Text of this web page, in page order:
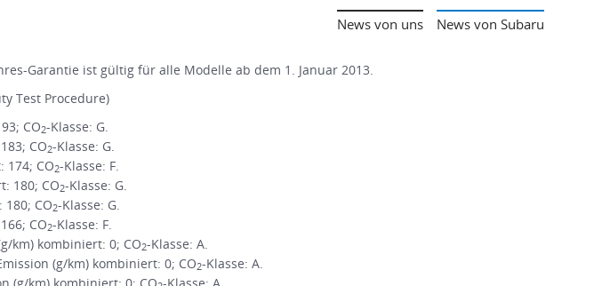
News von Subaru
News von uns
Garantie ist gültig für alle Modelle ab dem 1. Januar 2013.
Test Procedure)
CO2-Klasse: G.
CO2-Klasse: G.
174; CO2-Klasse: F.
180; CO2-Klasse: G.
CO2-Klasse: G.
CO2-Klasse: F.
km) kombiniert: 0; CO2-Klasse: A.
(g/km) kombiniert: 0; CO2-Klasse: A.
(g/km) kombiniert: 0; CO -Klasse: A.